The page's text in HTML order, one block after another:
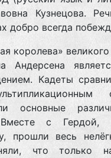
Кузнецова.
добро всегда
королева» великого
Андерсена
Кадеты
основные
Вместе с Гердой,
прошли весь
что только